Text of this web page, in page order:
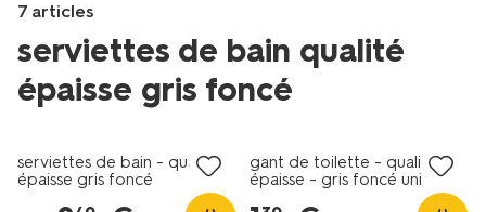
set
image
7 articles
serviettes de bain qualité
épaisse gris foncé
fr/bain-
toilette/linge-
Products
serviettes de bain - qualité
épaisse gris foncé
gant de toilette - qualité
épaisse - gris foncé uni